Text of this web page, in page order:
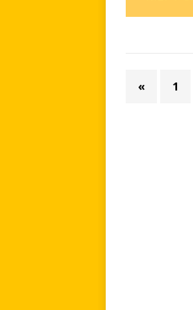
« 1